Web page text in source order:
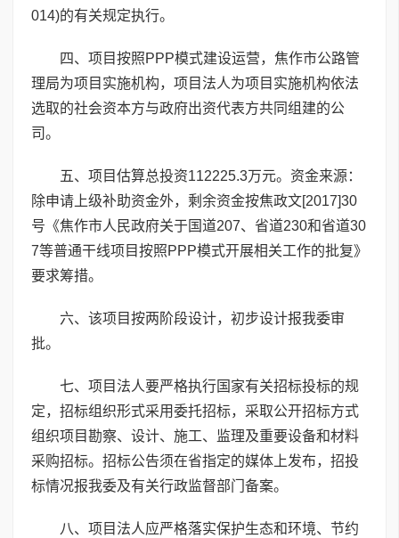
014)的有关规定执行。
四、项目按照PPP模式建设运营，焦作市公路管
理局为项目实施机构，项目法人为项目实施机构依法
选取的社会资本方与政府出资代表方共同组建的公
司。
五、项目估算总投资112225.3万元。资金来源：
除申请上级补助资金外，剩余资金按焦政文[2017]30
号《焦作市人民政府关于国道207、省道230和省道30
7等普通干线项目按照PPP模式开展相关工作的批复》
要求筹措。
六、该项目按两阶段设计，初步设计报我委审
批。
七、项目法人要严格执行国家有关招标投标的规
定，招标组织形式采用委托招标，采取公开招标方式
组织项目勘察、设计、施工、监理及重要设备和材料
采购招标。招标公告须在省指定的媒体上发布，招投
标情况报我委及有关行政监督部门备案。
八、项目法人应严格落实保护生态和环境、节约